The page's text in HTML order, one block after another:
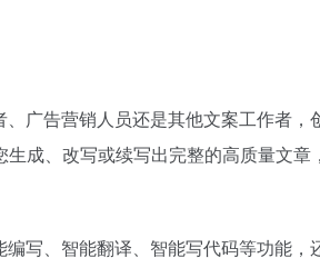
广告营销人员还是其他文案工作者，
成、改写或续写出完整的高质量文章
写、智能翻译、智能写代码等功能，